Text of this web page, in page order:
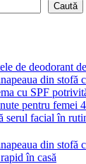
Caută
de deodorant
din stofă
cu SPF
pentru femei
serul facial în
din stofă
în casă